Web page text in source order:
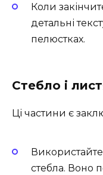
Коли
детальні
пелюстках.
Стебло і
Ці частини є
стебла. Воно